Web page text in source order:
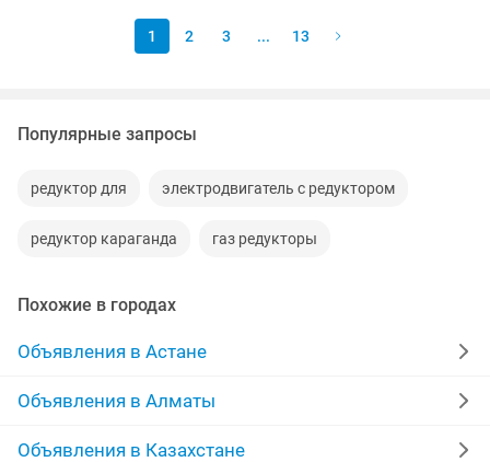
1 2 3 ... 13
Популярные запросы
редуктор для электродвигатель с редуктором
редуктор караганда газ редукторы
Похожие в городах
Объявления в Астане
Объявления в Алматы
Объявления в Казахстане